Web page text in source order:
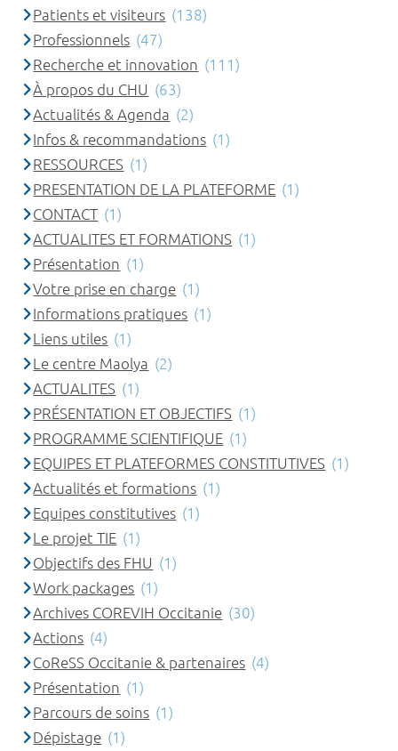
Patients et visiteurs (138)
Professionnels (47)
Recherche et innovation (111)
À propos du CHU (63)
Actualités & Agenda (2)
Infos & recommandations (1)
RESSOURCES (1)
PRESENTATION DE LA PLATEFORME (1)
CONTACT (1)
ACTUALITES ET FORMATIONS (1)
Présentation (1)
Votre prise en charge (1)
Informations pratiques (1)
Liens utiles (1)
Le centre Maolya (2)
ACTUALITES (1)
PRÉSENTATION ET OBJECTIFS (1)
PROGRAMME SCIENTIFIQUE (1)
EQUIPES ET PLATEFORMES CONSTITUTIVES (1)
Actualités et formations (1)
Equipes constitutives (1)
Le projet TIE (1)
Objectifs des FHU (1)
Work packages (1)
Archives COREVIH Occitanie (30)
Actions (4)
CoReSS Occitanie & partenaires (4)
Présentation (1)
Parcours de soins (1)
Dépistage (1)